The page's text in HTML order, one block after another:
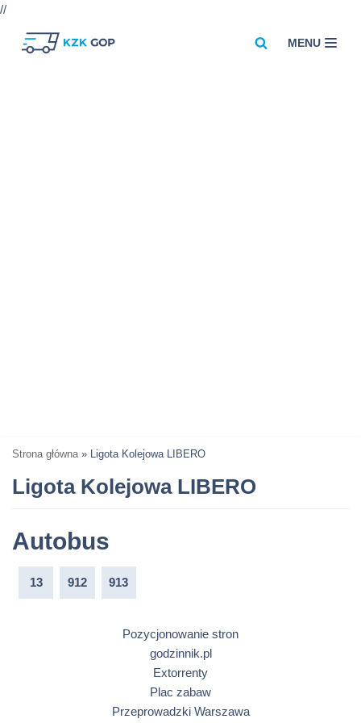
//
MENU
Strona główna » Ligota Kolejowa LIBERO
Ligota Kolejowa LIBERO
Autobus
13 912 913
Pozycjonowanie stron
godzinnik.pl
Extorrenty
Plac zabaw
Przeprowadzki Warszawa